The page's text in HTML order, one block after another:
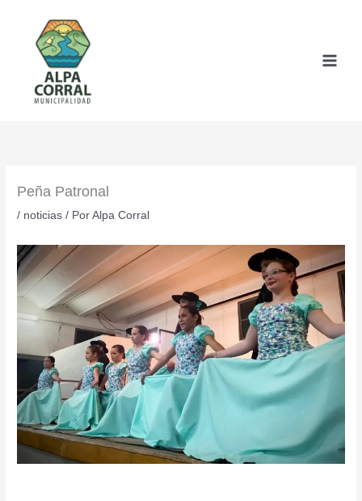
contenido
Peña Patronal
/ noticias / PorAlpa Corral